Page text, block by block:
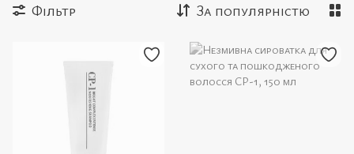
Фільтр За популярністю